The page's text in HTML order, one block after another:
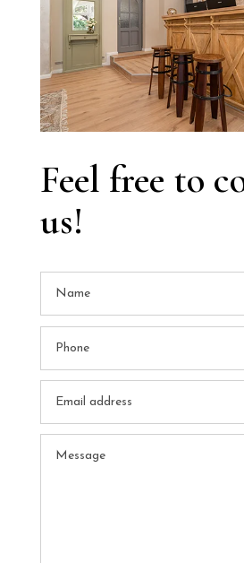
Feel free to
us!